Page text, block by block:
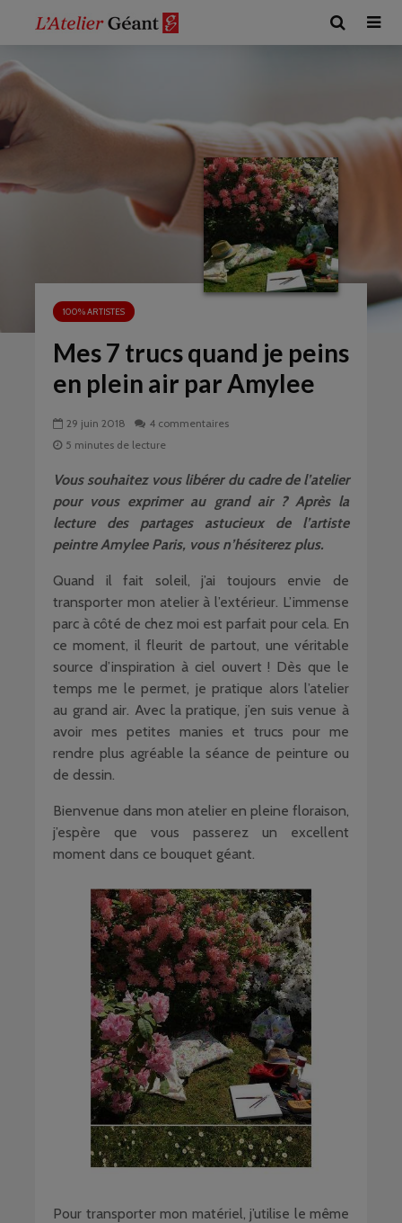
100% ARTISTES
Mes 7 trucs quand je peins
en plein air par Amylee
29 juin 2018
4 commentaires
5 minutes de lecture
Vous souhaitez vous libérer du cadre de l’atelier
pour vous exprimer au grand air ? Après la
lecture des partages astucieux de l’artiste
peintre Amylee Paris, vous n’hésiterez plus.
Quand il fait soleil, j’ai toujours envie de
transporter mon atelier à l’extérieur. L’immense
parc à côté de chez moi est parfait pour cela. En
ce moment, il fleurit de partout, une véritable
source d’inspiration à ciel ouvert ! Dès que le
temps me le permet, je pratique alors l’atelier
au grand air. Avec la pratique, j’en suis venue à
avoir mes petites manies et trucs pour me
rendre plus agréable la séance de peinture ou
de dessin.
Bienvenue dans mon atelier en pleine floraison,
j’espère que vous passerez un excellent
moment dans ce bouquet géant.
Pour transporter mon matériel, j’utilise le même